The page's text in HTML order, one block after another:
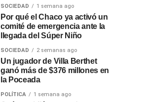
SOCIEDAD 1 semana ago
Por qué el Chaco ya activó un
comité de emergencia ante la
llegada del Súper Niño
SOCIEDAD 2 semanas ago
Un jugador de Villa Berthet
ganó más de $376 millones en
la Poceada
POLÍTICA 1 semana ago